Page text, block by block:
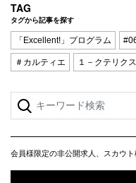
TAG
タグから記事を探す
「Excellent!」プログラム
＃カルティエ １－クテリクス
会員様限定の非公開求人、スカウ